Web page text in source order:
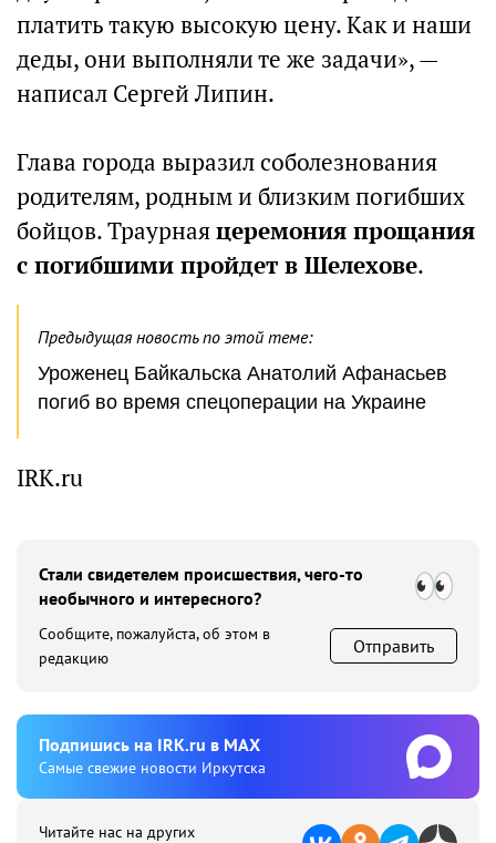
платить такую высокую цену. Как и наши
деды, они выполняли те же задачи», —
написал Сергей Липин.
Глава города выразил соболезнования
родителям, родным и близким погибших
бойцов. Траурнаяцеремония прощания
с погибшими пройдет в Шелехове.
Предыдущая новость по этой теме:
Уроженец Байкальска Анатолий Афанасьев
погиб во время спецоперации на Украине
IRK.ru
Стали свидетелем происшествия, чего-то
необычного и интересного?
Сообщите, пожалуйста, об этом в
редакцию
Отправить
Подпишиcь на IRK.ru в MAX
Cамые свежие новости Иркутска
Читайте нас на других